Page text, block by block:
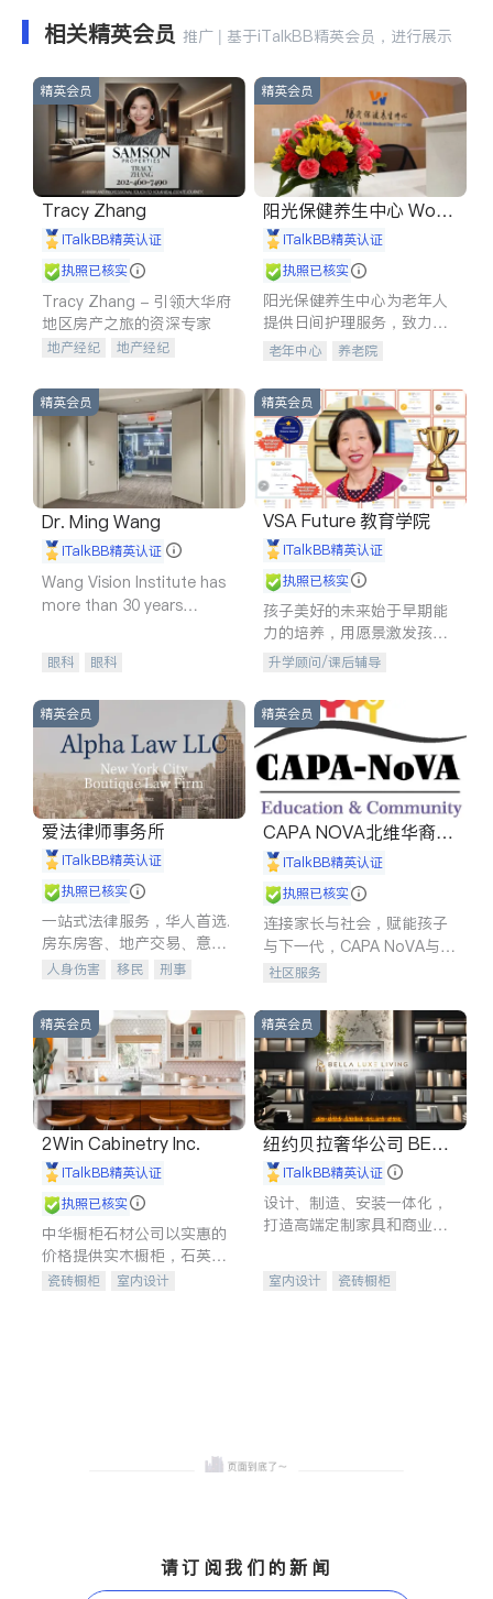
相关精英会员 推广 | 基于iTalkBB精英会员，进行展示
精英会员
Tracy Zhang
iTalkBB精英认证
执照已核实
Tracy Zhang - 引领大华府
地区房产之旅的资深专家
地产经纪
地产经纪
商铺租售
开发商建商
精英会员
阳光保健养生中心 World
shine
iTalkBB精英认证
执照已核实
阳光保健养生中心为老年人
提供日间护理服务，致力于
通过持续的护理创新来有效
老年中心 养老院
精英会员
Dr. Ming Wang
iTalkBB精英认证
Wang Vision Institute has
more than 30 years
眼科 眼科
精英会员
VSA Future 教育学院
iTalkBB精英认证
执照已核实
孩子美好的未来始于早期能
力的培养，用愿景激发孩子
的学习潜力和动力。理念：
拥有成长型心态是成功的基
石。
升学顾问/课后辅导
精英会员
爱法律师事务所
iTalkBB精英认证
执照已核实
一站式法律服务，华人首选.
房东房客、地产交易、意外
伤害、车祸重伤、商业诉
建筑合同、刑事案件全包办
人身伤害 移民
刑事
信托/遗嘱
商业
商标注册
索赔
律师-其它 保释
精英会员
CAPA NOVA北维华裔家
长会iTalkBB精英认证
执照已核实
连接家长与社会，赋能孩子
与下一代，CAPA NoVA与您
携手建设包容、公平、充满
社区服务
精英会员
2Win Cabinetry Inc.
iTalkBB精英认证
执照已核实
中华橱柜石材公司以实惠的
价格提供实木橱柜，石英石
台面，多种优质不锈钢水
瓷砖橱柜
室内设计
精英会员
纽约贝拉奢华公司 BELL
A LUXE
iTalkBB精英认证
设计、制造、安装一体化，
打造高端定制家具和商业空
室内设计
瓷砖橱柜
请订阅我们的新闻